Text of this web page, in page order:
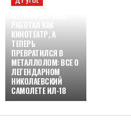
РАБОТАЛ КАК
КИНОТЕАТР, А
ТЕПЕРЬ
ПРЕВРАТИЛСЯ В
МЕТАЛЛОЛОМ: ВСЕ О
ЛЕГЕНДАРНОМ
НИКОЛАЕВСКИЙ
САМОЛЕТЕ ИЛ-18